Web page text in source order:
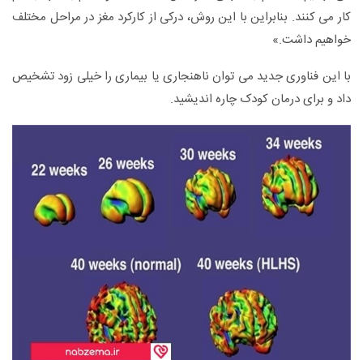
کار می کنند. بنابراین با این روش، درکی از کارکرد مغز در مراحل مختلف
خواهیم داشت.»
با این فناوری جدید می توان ناهنجاری یا بیماری را خیلی زود تشخیص
داد و برای درمان کودک چاره اندیشید.